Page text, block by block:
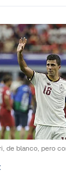
de blanco, pero